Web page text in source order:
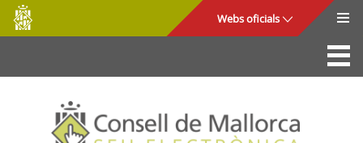
Salta al contingut principal
Consell
de
Mallorca
Webs oficials
La Seu
Consell de Mallorca